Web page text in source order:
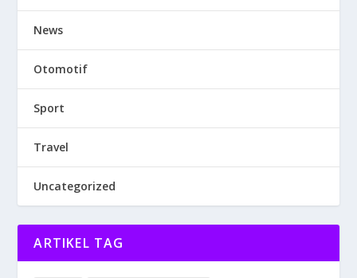
News
Otomotif
Sport
Travel
Uncategorized
ARTIKEL TAG